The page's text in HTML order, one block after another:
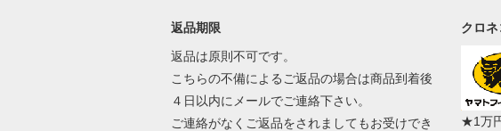
返品期限
返品は原則不可です。
こちらの不備によるご返品の場合は商品到着後
４日以内にメールでご連絡下さい。
ご連絡がなくご返品をされましてもお受けでき
クロネ
★1万